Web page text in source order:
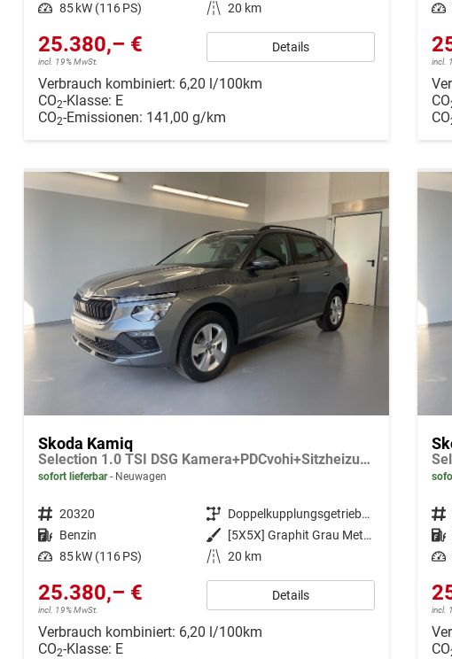
Leistung 85 kW (116 PS) Kilometerstand 20 km
25.380,– €
incl. 19% MwSt.
Details
Verbrauch kombiniert: 6,20 l/100km
CO2-Klasse: E
CO2-Emissionen: 141,00 g/km
Leistung
incl.
CO
CO
Skoda Kamiq
Selection 1.0 TSI DSG Kamera+PDCvohi+Sitzheizung+AppConnect+Sunset+Alu16
sofort lieferbar Neuwagen
Fahrzeugnr. 20320 Getriebe
Doppelkupplungsgetriebe (DSG)
Kraftstoff Benzin Außenfarbe
[5X5X] Graphit Grau Metallic
Leistung 85 kW (116 PS) Kilometerstand 20 km
25.380,– €
incl. 19% MwSt.
Details
Verbrauch kombiniert: 6,20 l/100km
CO2-Klasse: E
Fahrzeugnr.
Kraftstoff
Leistung
incl.
CO